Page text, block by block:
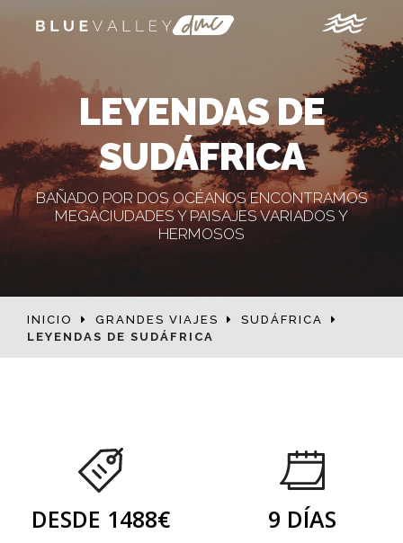
LEYENDAS DE
SUDÁFRICA
BAÑADO POR DOS OCÉANOS ENCONTRAMOS
MEGACIUDADES Y PAISAJES VARIADOS Y
HERMOSOS
INICIO GRANDES VIAJES
SUDÁFRICA
LEYENDAS DE SUDÁFRICA
DESDE 1488€ 9 DÍAS